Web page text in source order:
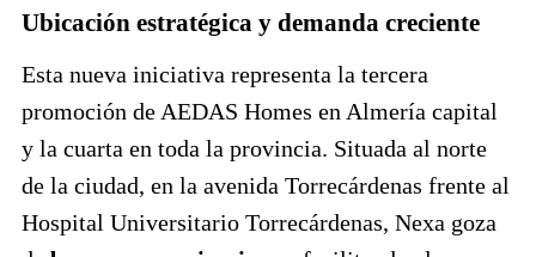
Ubicación estratégica y demanda creciente
Esta nueva iniciativa representa la tercera
promoción de AEDAS Homes en Almería capital
y la cuarta en toda la provincia. Situada al norte
de la ciudad, en la avenida Torrecárdenas frente al
Hospital Universitario Torrecárdenas, Nexa goza